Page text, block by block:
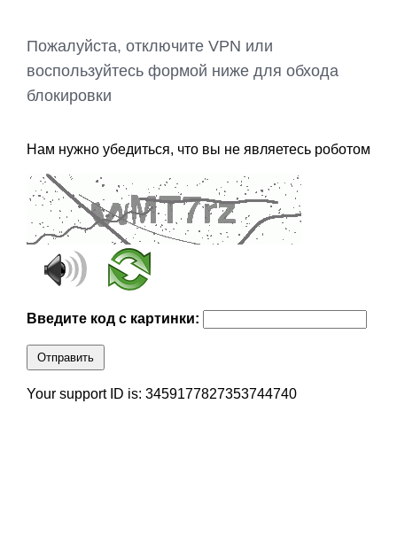
Пожалуйста, отключите VPN или
воспользуйтесь формой ниже для обхода
блокировки
Нам нужно убедиться, что вы не являетесь роботом
Введите код с картинки:
Отправить
Your support ID is: 3459177827353744740